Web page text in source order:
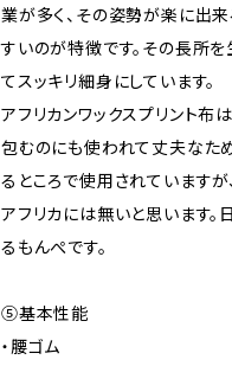
業が多く、その姿勢が楽に出
すいのが特徴です。その長所
てスッキリ細身にしています。
アフリカンワックスプリント布
包むのにも使われて丈夫なた
るところで使用されています
アフリカには無いと思います
るもんぺです。
⑤基本性能
・腰ゴム